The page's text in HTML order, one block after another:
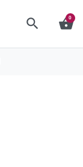
search shopping_basket
0